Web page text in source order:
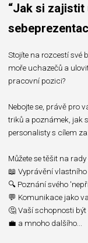
“Jak si zajistit
Stojíte na rozcestí své
moře uchazečů a
pracovní pozici? ⁣⁣
Nebojte se, právě pro
triků a poznámek, jak
personalisty s cílem
Můžete se těšit na
📖 Vyprávění
🔍 Poznání svého
💬 Komunikace jako
🤔 Vaší schopnosti být
💼 a mnoho dalšího...⁣⁣